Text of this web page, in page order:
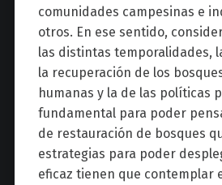
comunidades campesinas e
otros. En ese sentido,
las distintas temporalidades,
la recuperación de los
humanas y la de las políticas
fundamental para poder
de restauración de bosques
estrategias para poder
eficaz tienen que contemplar